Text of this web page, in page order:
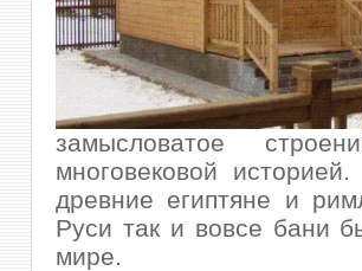
замысловатое
многовековой
древние египтяне и
Руси так и вовсе бани
мире.